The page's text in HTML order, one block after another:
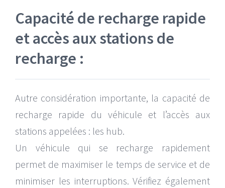
Capacité de recharge rapide
et accès aux stations de
recharge :
Autre considération importante, la capacité de
recharge rapide du véhicule et l’accès aux
stations appelées : les hub.
Un véhicule qui se recharge rapidement
permet de maximiser le temps de service et de
minimiser les interruptions. Vérifiez également